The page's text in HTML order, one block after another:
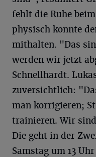
fehlt die Ruhe
physisch konnte
mithalten. "Das
werden wir jetzt
Schnellhardt.
zuversichtlich:
man korrigieren;
trainieren. Wir
Die geht in der
Samstag um 13